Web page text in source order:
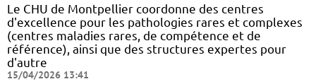
Le CHU de Montpellier coordonne des centres
d'excellence pour les pathologies rares et complexes
(centres maladies rares, de compétence et de
référence), ainsi que des structures expertes pour
d'autre
15/04/2026 13:41